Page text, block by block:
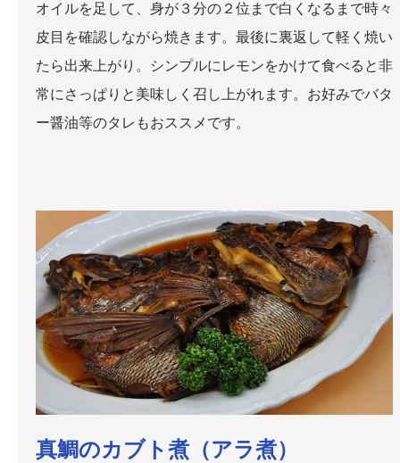
オイルを足して、身が３分の２位まで白くなるまで時々
皮目を確認しながら焼きます。最後に裏返して軽く焼い
たら出来上がり。シンプルにレモンをかけて食べると非
常にさっぱりと美味しく召し上がれます。お好みでバタ
ー醤油等のタレもおススメです。
真鯛のカブト煮（アラ煮）